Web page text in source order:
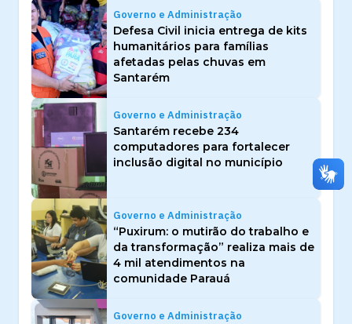
Governo e Administração
Defesa Civil inicia entrega de kits
humanitários para famílias
afetadas pelas chuvas em
Santarém
Governo e Administração
Santarém recebe 234
computadores para fortalecer
inclusão digital no município
Governo e Administração
“Puxirum: o mutirão do trabalho e
da transformação” realiza mais de
4 mil atendimentos na
comunidade Parauá
Governo e Administração